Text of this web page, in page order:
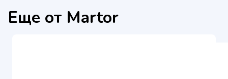
Еще от Martor